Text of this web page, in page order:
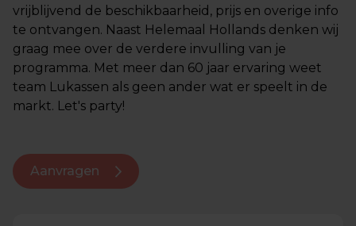
vrijblijvend de beschikbaarheid, prijs en overige info
te ontvangen. Naast Helemaal Hollands denken wij
graag mee over de verdere invulling van je
programma. Met meer dan 60 jaar ervaring weet
team Lukassen als geen ander wat er speelt in de
markt. Let's party!
Aanvragen